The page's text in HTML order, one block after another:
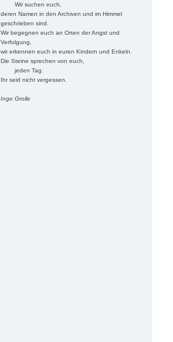
Wir suchen euch,
deren Namen in den Archiven und im Himmel
geschrieben sind.
Wir begegnen euch an Orten der Angst und
Verfolgung,
wir erkennen euch in euren Kindern und Enkeln.
Die Steine sprechen von euch,
jeden Tag.
Ihr seid nicht vergessen.
Inge Grolle